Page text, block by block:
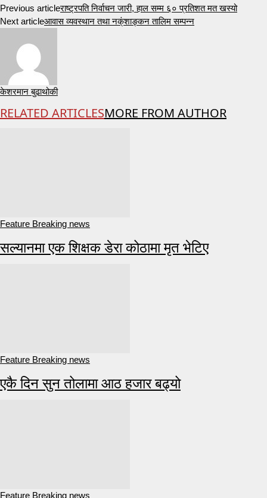
Previous articleराष्ट्रपति निर्वाचन जारी, हाल सम्म ६० प्रतिशत मत खस्यो
Next articleआवास व्यवस्थान तथा नक्ंशाङ्कन तालिम सम्पन्न
केशरमान बुढाथोकी
RELATED ARTICLESMORE FROM AUTHOR
Feature Breaking news
सल्यानमा एक शिक्षक डेरा कोठामा मृत भेटिए
Feature Breaking news
एकै दिन सुन तोलामा आठ हजार बढ्यो
Feature Breaking news